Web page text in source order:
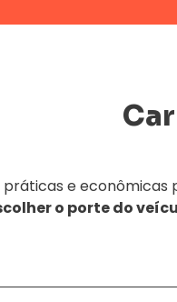
e econômicas
o porte do